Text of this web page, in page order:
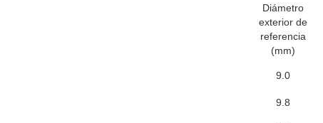
Diámetro
exterior de
referencia
(mm)
9.0
9.8